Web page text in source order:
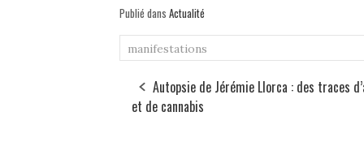
Publié dans Actualité
manifestations
Autopsie de Jérémie Llorca : des traces
et de cannabis